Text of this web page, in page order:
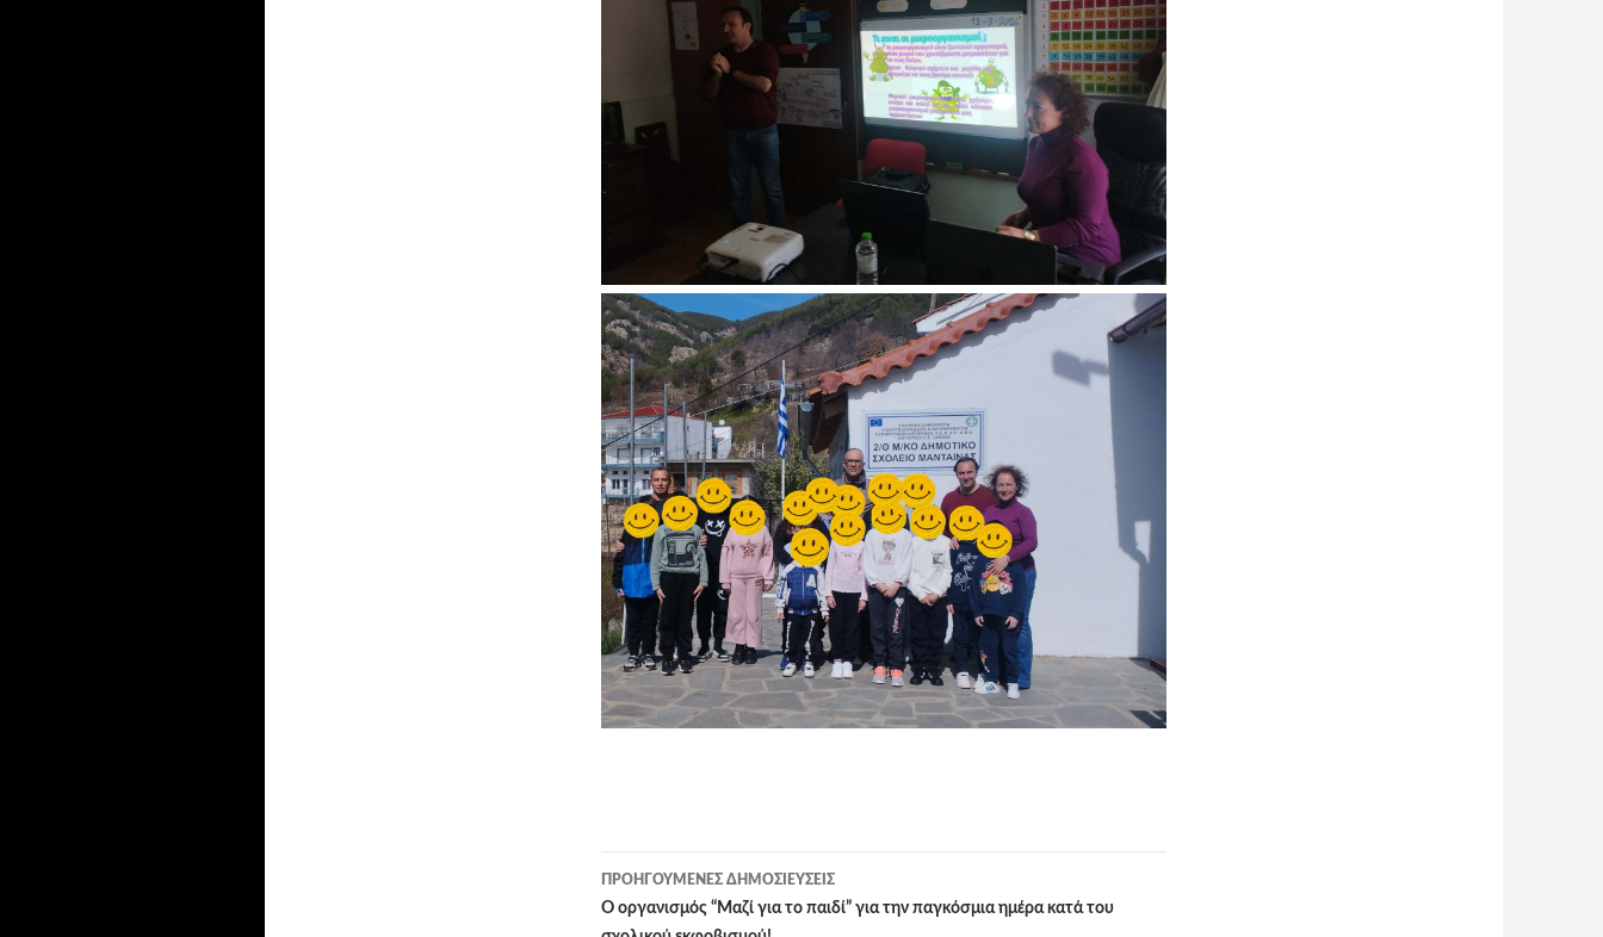
Πλοήγηση
άρθρων
ΠΡΟΗΓΟΎΜΕΝΕΣ ΔΗΜΟΣΙΕΎΣΕΙΣ
Ο οργανισμός “Μαζί για το παιδί” για την παγκόσμια ημέρα κατά του